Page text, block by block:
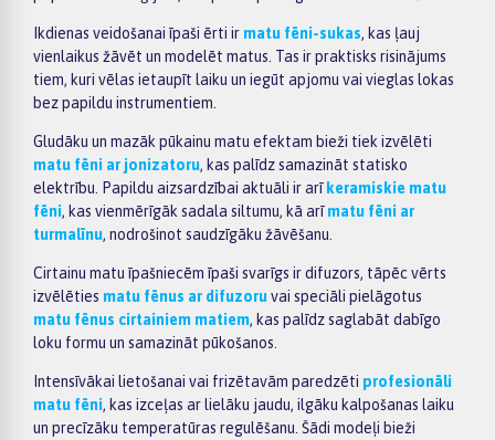
Ikdienas veidošanai īpaši ērti ir matu fēni-sukas, kas ļauj
vienlaikus žāvēt un modelēt matus. Tas ir praktisks risinājums
tiem, kuri vēlas ietaupīt laiku un iegūt apjomu vai vieglas lokas
bez papildu instrumentiem.
Gludāku un mazāk pūkainu matu efektam bieži tiek izvēlēti
matu fēni ar jonizatoru, kas palīdz samazināt statisko
elektrību. Papildu aizsardzībai aktuāli ir arī keramiskie matu
fēni, kas vienmērīgāk sadala siltumu, kā arīmatu fēni ar
turmalīnu, nodrošinot saudzīgāku žāvēšanu.
Cirtainu matu īpašniecēm īpaši svarīgs ir difuzors, tāpēc vērts
izvēlēties matu fēnus ar difuzoruvai speciāli pielāgotus
matu fēnus cirtainiem matiem, kas palīdz saglabāt dabīgo
loku formu un samazināt pūkošanos.
Intensīvākai lietošanai vai frizētavām paredzēti profesionāli
matu fēni, kas izceļas ar lielāku jaudu, ilgāku kalpošanas laiku
un precīzāku temperatūras regulēšanu. Šādi modeļi bieži